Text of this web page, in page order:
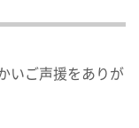
いご声援をありが